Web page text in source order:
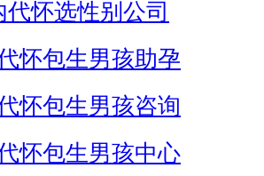
代怀选性别公司
怀包生男孩助孕
怀包生男孩咨询
怀包生男孩中心